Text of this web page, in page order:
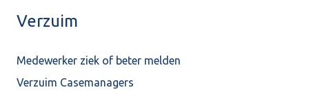
Verzuim
Medewerker ziek of beter melden
Verzuim Casemanagers